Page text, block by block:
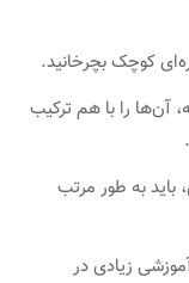
کوچک بچرخانید.
آن‌ها را با هم ترکیب
باید به طور مرتب
زیادی در